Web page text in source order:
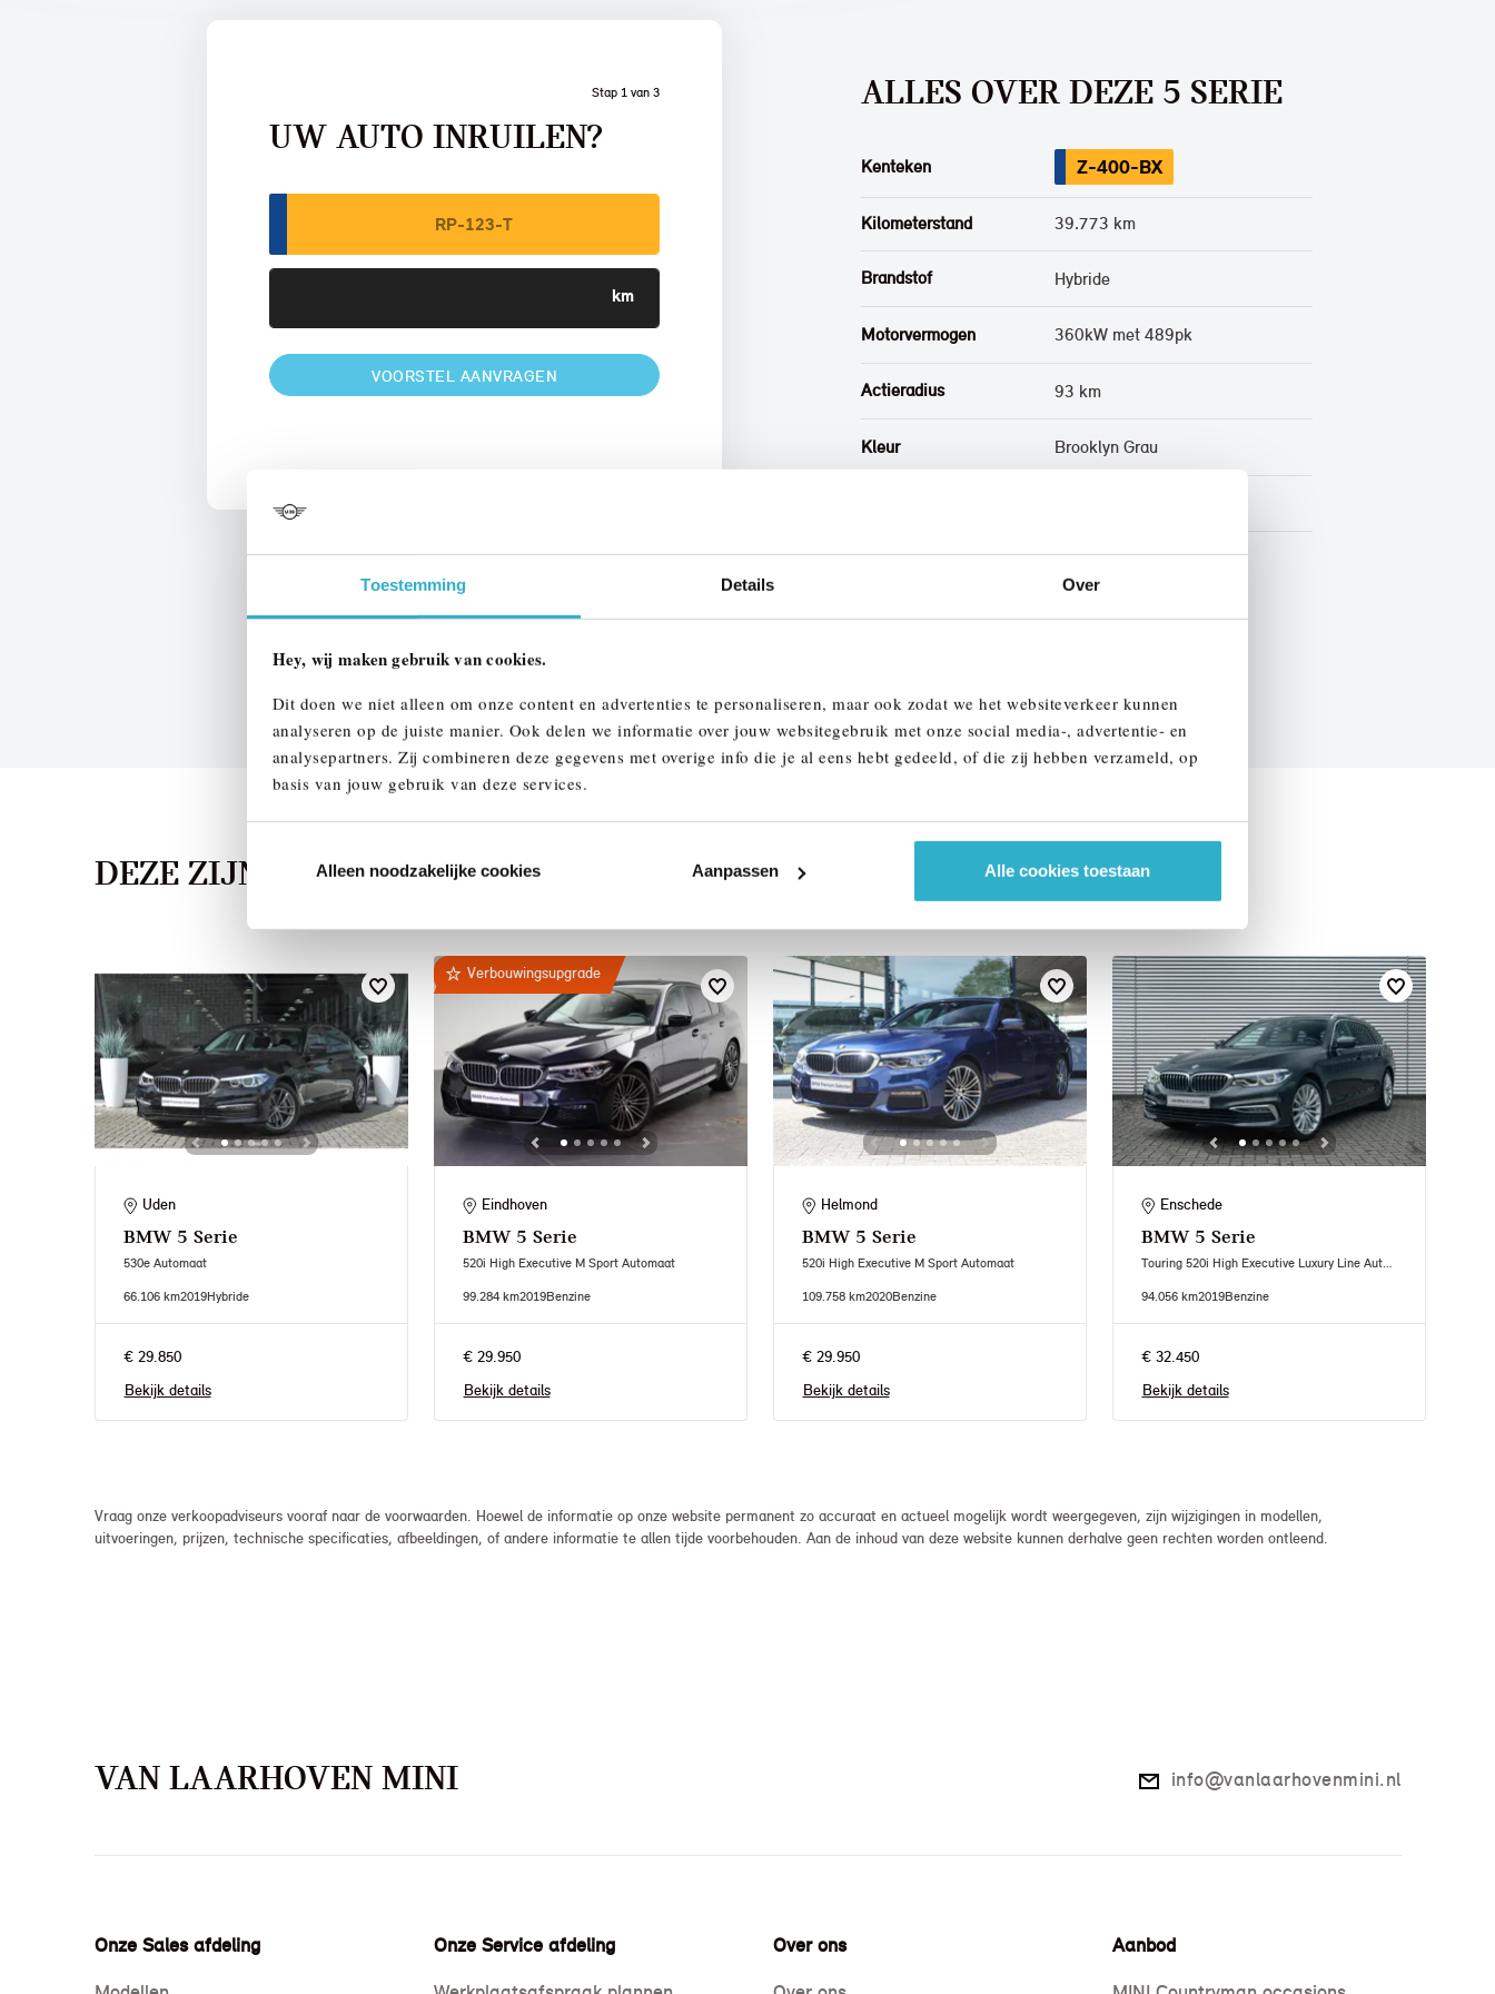
Toestemming Details Over
Hey, wij maken gebruik van cookies.
Dit doen we niet alleen om onze content en advertenties te personaliseren, maar ook zodat we het websiteverkeer kunnen
analyseren op de juiste manier. Ook delen we informatie over jouw websitegebruik met onze social media-, advertentie- en
analysepartners. Zij combineren deze gegevens met overige info die je al eens hebt gedeeld, of die zij hebben verzameld, op
basis van jouw gebruik van deze services.
Alleen noodzakelijke cookies Aanpassen Alle cookies toestaan
Stap 1 van 3
UW AUTO INRUILEN?
VOORSTEL AANVRAGEN
ALLES OVER DEZE 5 SERIE
Kenteken Z-400-BX
Kilometerstand 39.773 km
Brandstof Hybride
Motorvermogen 360kW met 489pk
Actieradius 93 km
Kleur Brooklyn Grau
Btw/Marge Marge
DEZE ZIJN VERGELIJKBAAR
Uden
BMW 5 Serie
530e Automaat
66.106 km2019Hybride
€ 29.850
Bekijk details
Verbouwingsupgrade
Eindhoven
BMW 5 Serie
520i High Executive M Sport Automaat
99.284 km2019Benzine
€ 29.950
Bekijk details
Helmond
BMW 5 Serie
520i High Executive M Sport Automaat
109.758 km2020Benzine
€ 29.950
Bekijk details
Enschede
BMW 5 Serie
Touring 520i High Executive Luxury Line Automaat
94.056 km2019Benzine
€ 32.450
Bekijk details
Vraag onze verkoopadviseurs vooraf naar de voorwaarden. Hoewel de informatie op onze website permanent zo accuraat en actueel mogelijk wordt weergegeven, zijn wijzigingen in modellen,
uitvoeringen, prijzen, technische specificaties, afbeeldingen, of andere informatie te allen tijde voorbehouden. Aan de inhoud van deze website kunnen derhalve geen rechten worden ontleend.
VAN LAARHOVEN MINI info@vanlaarhovenmini.nl
Onze Sales afdeling Onze Service afdeling Over ons Aanbod